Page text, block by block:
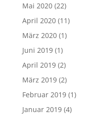
Mai 2020(22)
April 2020(11)
März 2020(1)
Juni 2019(1)
April 2019(2)
März 2019(2)
Februar 2019(1)
Januar 2019(4)